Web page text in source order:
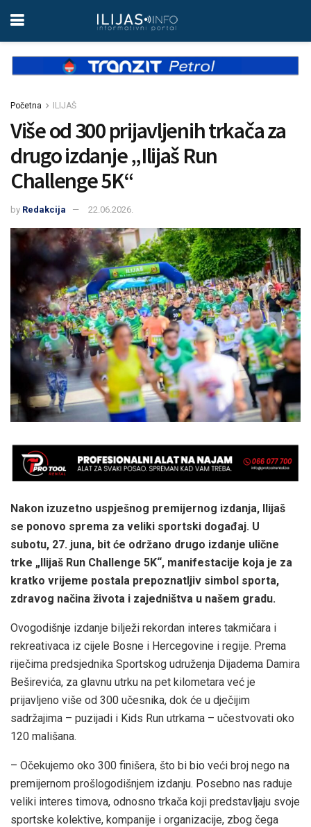
Početna ILIJAŠ
Više od 300 prijavljenih trkača za
drugo izdanje „Ilijaš Run
Challenge 5K“
by Redakcija 22.06.2026.
Nakon izuzetno uspješnog premijernog izdanja, Ilijaš
se ponovo sprema za veliki sportski događaj. U
subotu, 27. juna, bit će održano drugo izdanje ulične
trke „Ilijaš Run Challenge 5K“, manifestacije koja je za
kratko vrijeme postala prepoznatljiv simbol sporta,
zdravog načina života i zajedništva u našem gradu.
Ovogodišnje izdanje bilježi rekordan interes takmičara i
rekreativaca iz cijele Bosne i Hercegovine i regije. Prema
riječima predsjednika Sportskog udruženja Dijadema Damira
Beširevića, za glavnu utrku na pet kilometara već je
prijavljeno više od 300 učesnika, dok će u dječijim
sadržajima – puzijadi i Kids Run utrkama – učestvovati oko
120 mališana.
– Očekujemo oko 300 finišera, što bi bio veći broj nego na
premijernom prošlogodišnjem izdanju. Posebno nas raduje
veliki interes timova, odnosno trkača koji predstavljaju svoje
sportske kolektive, kompanije i organizacije, zbog čega